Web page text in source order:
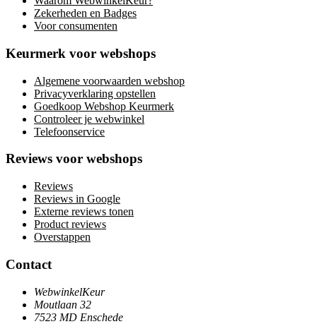
Zekerheden en Badges
Voor consumenten
Keurmerk voor webshops
Algemene voorwaarden webshop
Privacyverklaring opstellen
Goedkoop Webshop Keurmerk
Controleer je webwinkel
Telefoonservice
Reviews voor webshops
Reviews
Reviews in Google
Externe reviews tonen
Product reviews
Overstappen
Contact
WebwinkelKeur
Moutlaan 32
7523 MD Enschede